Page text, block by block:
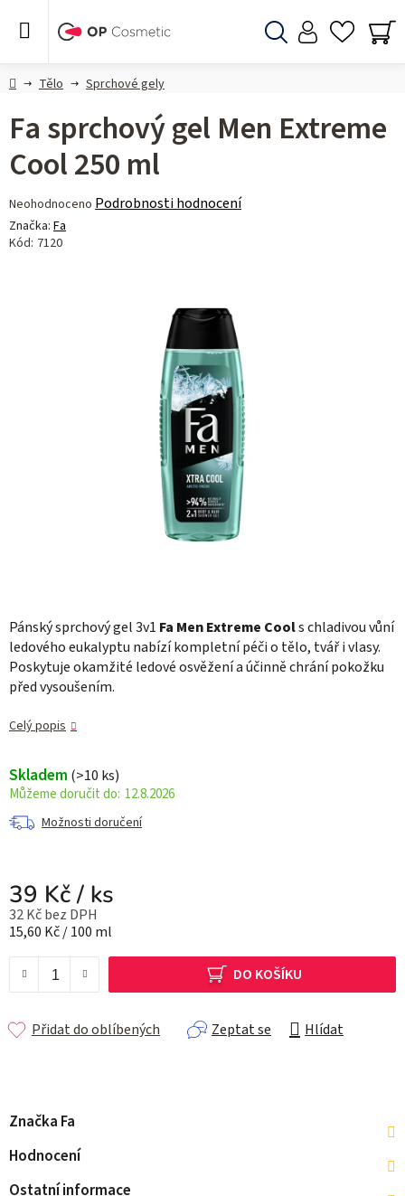
DomůTělo Sprchové gely
Pánský sprchový gel 3v1 Fa Men Extreme Cools chladivou vůní
ledového eukalyptu nabízí kompletní péči o tělo, tvář i vlasy.
Poskytuje okamžité ledové osvěžení a účinně chrání pokožku
před vysoušením.
Celý popis
Skladem (>10 ks)
12.8.2026
Možnosti doručení
39 Kč/ ks
32 Kč bez DPH
Měrná cena:
15,60 Kč / 100 ml
DO KOŠÍKU
Zeptat se Hlídat
Přidat do oblíbených
Fa sprchový gel Men Extreme
Cool 250 ml
Průměrné
hodnocení
produktu
Neohodnoceno Podrobnosti hodnocení
Značka: Fa
Kód: 7120
Značka Fa
Hodnocení
Ostatní informace